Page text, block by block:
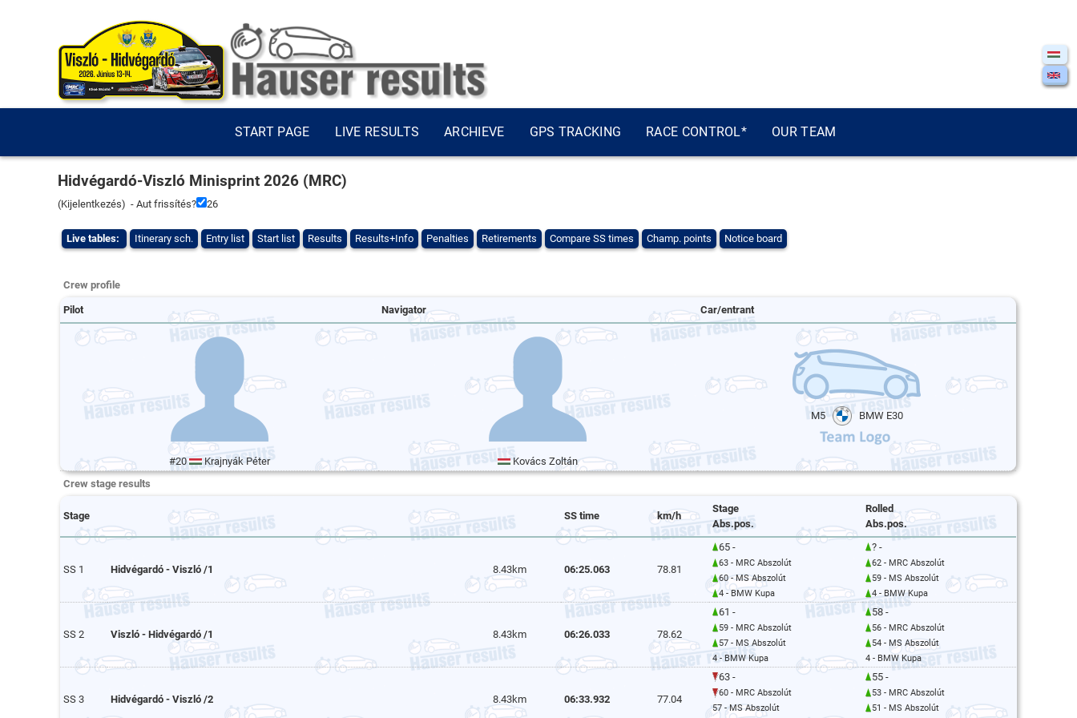
START PAGE LIVE RESULTS ARCHIEVE GPS TRACKING RACE CONTROL* OUR TEAM
Hidvégardó-Viszló Minisprint 2026 (MRC)
(Kijelentkezés) - Aut frissítés? 26
Live tables: Itinerary sch. Entry list Start list Results Results+Info Penalties Retirements Compare SS times Champ. points Notice board
Crew profile
Pilot Navigator Car/entrant
#20 Krajnyák Péter Kovács Zoltán
M5 BMW E30
Crew stage results
Stage SS time km/h
Stage
Abs.pos.
Rolled
Abs.pos.
SS 1 Hidvégardó - Viszló /1 8.43km 06:25.063 78.81
65 -
63 - MRC Abszolút
60 - MS Abszolút
4 - BMW Kupa
? -
62 - MRC Abszolút
59 - MS Abszolút
4 - BMW Kupa
SS 2 Viszló - Hidvégardó /1 8.43km 06:26.033 78.62
61 -
59 - MRC Abszolút
57 - MS Abszolút
4 - BMW Kupa
58 -
56 - MRC Abszolút
54 - MS Abszolút
4 - BMW Kupa
SS 3 Hidvégardó - Viszló /2 8.43km 06:33.932 77.04
63 -
60 - MRC Abszolút
57 - MS Abszolút
55 -
53 - MRC Abszolút
51 - MS Abszolút